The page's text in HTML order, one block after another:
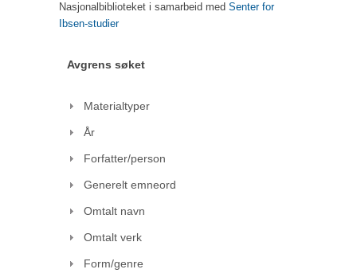
Nasjonalbiblioteket i samarbeid med Senter for
Ibsen-studier
Avgrens søket
Materialtyper
År
Forfatter/person
Generelt emneord
Omtalt navn
Omtalt verk
Form/genre